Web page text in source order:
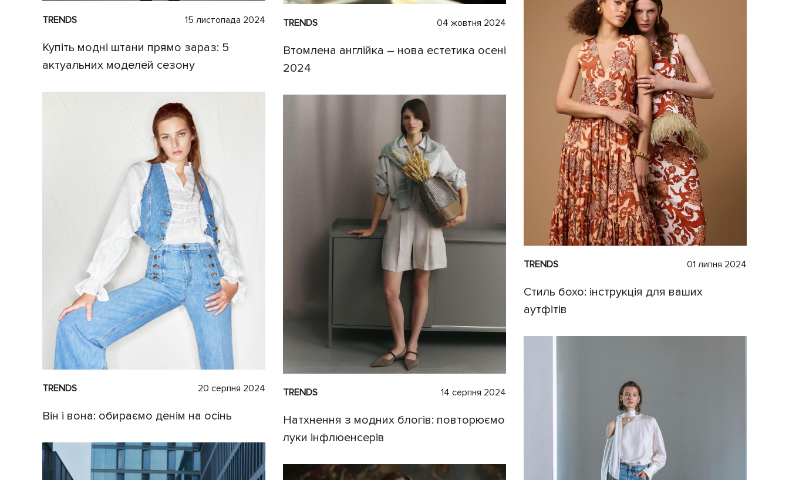
TRENDS 15 листопада 2024
Купіть модні штани прямо зараз: 5
актуальних моделей сезону
TRENDS 04 жовтня 2024
Втомлена англійка – нова естетика осені
2024
TRENDS 20 серпня 2024
Він і вона: обираємо денім на осінь
TRENDS 14 серпня 2024
Натхнення з модних блогів: повторюємо
луки інфлюенсерів
TRENDS 01 липня 2024
Стиль бохо: інструкція для ваших
аутфітів